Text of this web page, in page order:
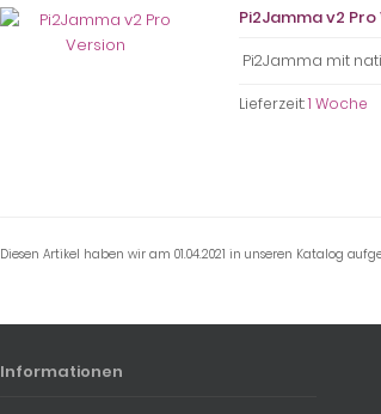
Pi2Jamma v2
Pi2Jamma mit
Lieferzeit:1 Woche
Diesen Artikel haben wir am 01.04.2021 in unseren Katalog
Informationen